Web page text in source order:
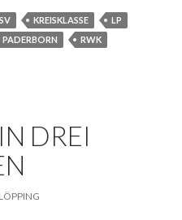
KREISKLASSE
LP
PADERBORN RWK
DREI